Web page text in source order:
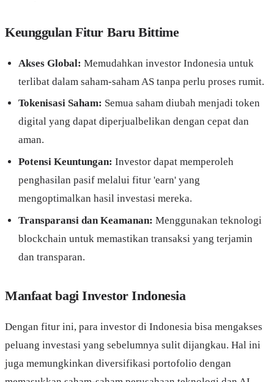
Keunggulan Fitur Baru Bittime
Akses Global: Memudahkan investor Indonesia untuk
terlibat dalam saham-saham AS tanpa perlu proses rumit.
Tokenisasi Saham: Semua saham diubah menjadi token
digital yang dapat diperjualbelikan dengan cepat dan
aman.
Potensi Keuntungan: Investor dapat memperoleh
penghasilan pasif melalui fitur 'earn' yang
mengoptimalkan hasil investasi mereka.
Transparansi dan Keamanan: Menggunakan teknologi
blockchain untuk memastikan transaksi yang terjamin
dan transparan.
Manfaat bagi Investor Indonesia
Dengan fitur ini, para investor di Indonesia bisa mengakses
peluang investasi yang sebelumnya sulit dijangkau. Hal ini
juga memungkinkan diversifikasi portofolio dengan